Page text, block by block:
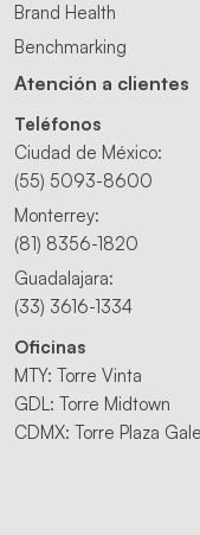
Brand Health
Benchmarking
Atención a clientes
Teléfonos
Ciudad de México:
(55) 5093-8600
Monterrey:
(81) 8356-1820
Guadalajara:
(33) 3616-1334
Oficinas
MTY: Torre Vinta
GDL: Torre Midtown
CDMX: Torre Plaza